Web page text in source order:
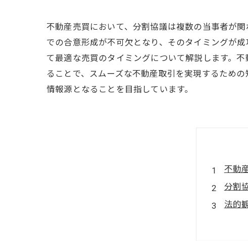
不動産売買において、分割協議は複数の当事者が
での合意形成が不可欠となり、そのタイミングが
て最適な売買のタイミングについて解説します。
ることで、スムーズな不動産取引を実現するため
情報源となることを目指しています。
不動
分割
法的
分割